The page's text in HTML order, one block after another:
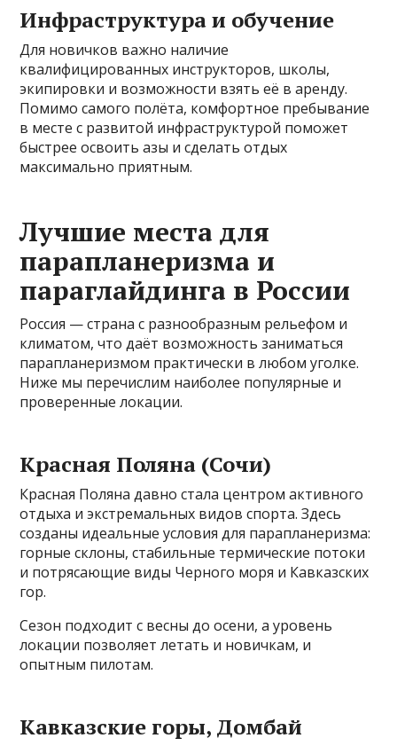
Инфраструктура и обучение
Для новичков важно наличие
квалифицированных инструкторов, школы,
экипировки и возможности взять её в аренду.
Помимо самого полёта, комфортное пребывание
в месте с развитой инфраструктурой поможет
быстрее освоить азы и сделать отдых
максимально приятным.
Лучшие места для
парапланеризма и
параглайдинга в России
Россия — страна с разнообразным рельефом и
климатом, что даёт возможность заниматься
парапланеризмом практически в любом уголке.
Ниже мы перечислим наиболее популярные и
проверенные локации.
Красная Поляна (Сочи)
Красная Поляна давно стала центром активного
отдыха и экстремальных видов спорта. Здесь
созданы идеальные условия для парапланеризма:
горные склоны, стабильные термические потоки
и потрясающие виды Черного моря и Кавказских
гор.
Сезон подходит с весны до осени, а уровень
локации позволяет летать и новичкам, и
опытным пилотам.
Кавказские горы, Домбай